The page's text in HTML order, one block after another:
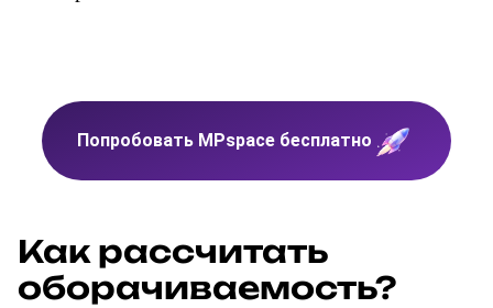
Попробовать MPspace бесплатно
Как рассчитать
оборачиваемость?